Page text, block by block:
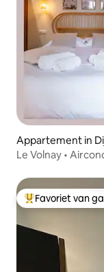
Appartement in
Le Volnay •
Topfavoriet van
Favoriet van